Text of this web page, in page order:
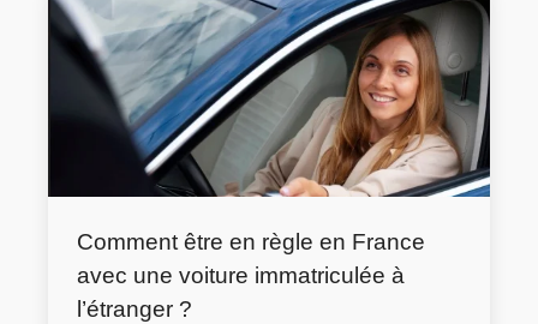
Comment être en règle en France
avec une voiture immatriculée à
l’étranger ?